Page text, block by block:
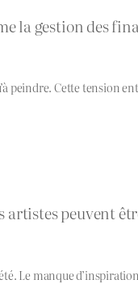
la gestion des
peindre. Cette tension
artistes peuvent
Le manque